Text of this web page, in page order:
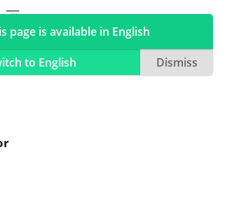
page is available in English
to English
Dismiss